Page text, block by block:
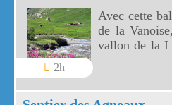
2h
Avec cette
de la
vallon de la
de l'Iseran.
face au
de l'Arc. Le